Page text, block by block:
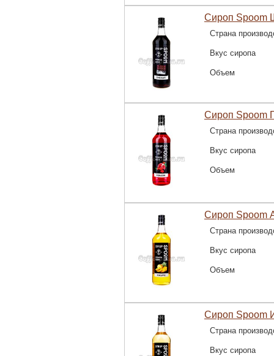
Сироп Spoom
Страна
Вкус сиропа
Объем
Сироп Spoom
Страна
Вкус сиропа
Объем
Сироп Spoom
Страна
Вкус сиропа
Объем
Сироп Spoom
Страна
Вкус сиропа